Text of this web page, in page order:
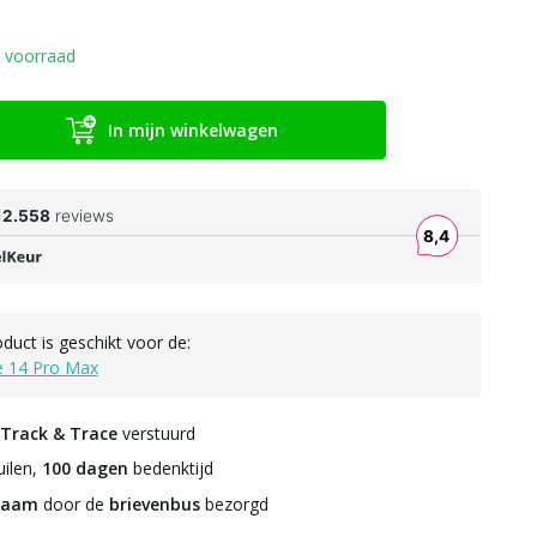
voorraad
In mijn winkelwagen
is geschikt voor de:
14 Pro Max
Track & Traceverstuurd
100 dagen bedenktijd
door de brievenbusbezorgd